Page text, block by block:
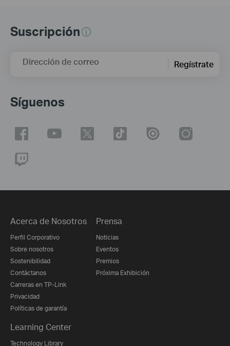
Suscripción
Dirección de correo Regístrate
Síguenos
Acerca de Nosotros
Perfil Corporativo
Sobre nosotros
Sostenibilidad
Contáctanos
Carreras en TP-Link
Privacidad
Políticas de garantía
Prensa
Noticias
Eventos
Premios
Próxima Exhibición
Learning Center
Technology Library